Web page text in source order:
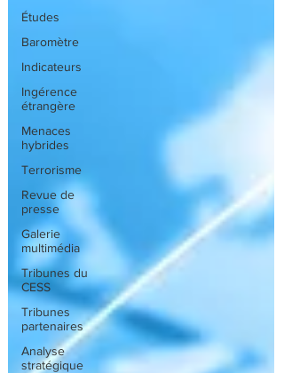
Études
Baromètre
Indicateurs
Ingérence
étrangère
Menaces
hybrides
Terrorisme
Revue de
presse
Galerie
multimédia
Tribunes du
CESS
Tribunes
partenaires
Analyse
stratégique